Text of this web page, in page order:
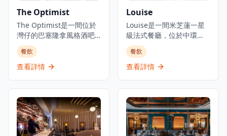
理。結合高級料理與聚會
元素，三和敘致力於為客
人提供頂級的日式用餐體
驗。
帶領食客展開多道菜式的
美食之旅。餐廳位於H
Queen's，提供精緻用餐
體驗，採預約制服務。
The Optimist
The Optimist是一間位於
灣仔的巴塞隆拿風格酒吧
及西班牙烤肉餐廳，佔地
三層，提供正宗慷慨的西
班牙北部用餐體驗。餐廳
食，採用免服務費經營模
式。憑藉其西班牙北部料
理和雞尾酒，The
Optimist為客人提供正宗
餐飲
查看詳情
Louise
Louise是一間米芝蓮一星
級法式餐廳，位於中環
PMQ（前已婚警察宿舍）
的兩層歷史建築內，是香
港的創意中心。這是JIA
Royer（前亞洲50最佳餐廳
第一名Odette主廚）的合
作項目，提供溫馨的法式
料理和真誠的款待服務。
餐飲
查看詳情